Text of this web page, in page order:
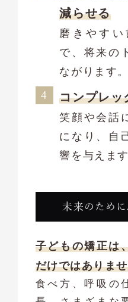
減らせる
磨きやすい
で、将来の
ながります。
コンプレッ
笑顔や会話
になり、自
響を与えます
未来のために
子どもの矯正は
だけではありま
食べ方、呼吸の